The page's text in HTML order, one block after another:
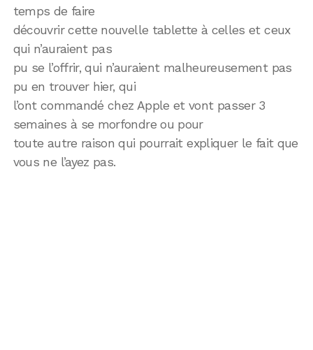
temps de faire
découvrir cette nouvelle tablette à celles et ceux
qui n’auraient pas
pu se l’offrir, qui n’auraient malheureusement pas
pu en trouver hier, qui
l’ont commandé chez Apple et vont passer 3
semaines à se morfondre ou pour
toute autre raison qui pourrait expliquer le fait que
vous ne l’ayez pas.